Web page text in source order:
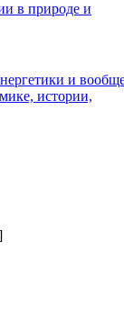
в природе и
и
истории,